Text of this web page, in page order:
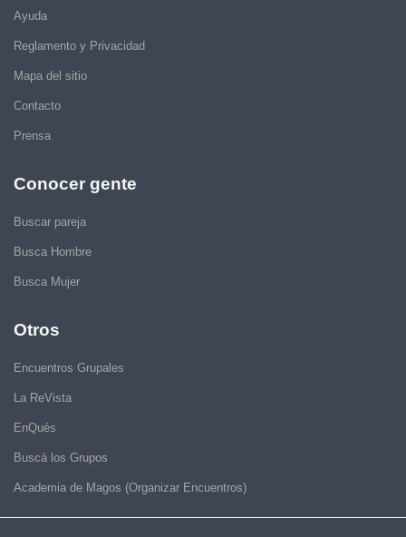
Ayuda
Reglamento y Privacidad
Mapa del sitio
Contacto
Prensa
Conocer gente
Buscar pareja
Busca Hombre
Busca Mujer
Otros
Encuentros Grupales
La ReVista
EnQués
Buscá los Grupos
Academia de Magos (Organizar Encuentros)